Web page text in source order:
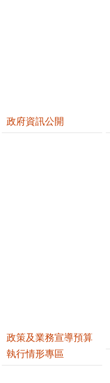
政府資訊公開
政策及業務宣導預算
執行情形專區